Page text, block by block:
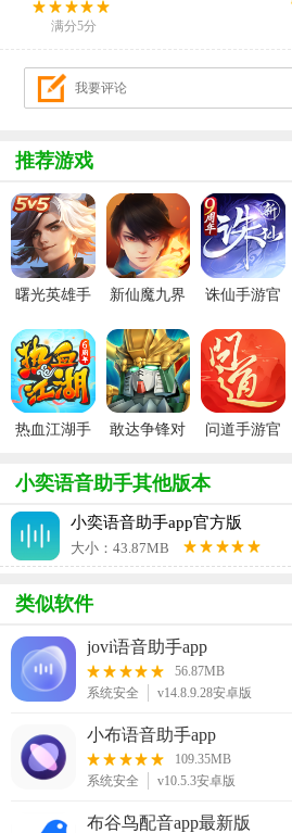
满分5分
推荐游戏
曙光英雄手
版
新仙魔九界
方正版
诛仙手游官
热血江湖手
敢达争锋对
问道手游官
小奕语音助手其他版本
小奕语音助手app官方版
大小：43.87MB
类似软件
jovi语音助手app
56.87MB
系统安全
v14.8.9.28安卓版
小布语音助手app
109.35MB
系统安全
v10.5.3安卓版
布谷鸟配音app最新版